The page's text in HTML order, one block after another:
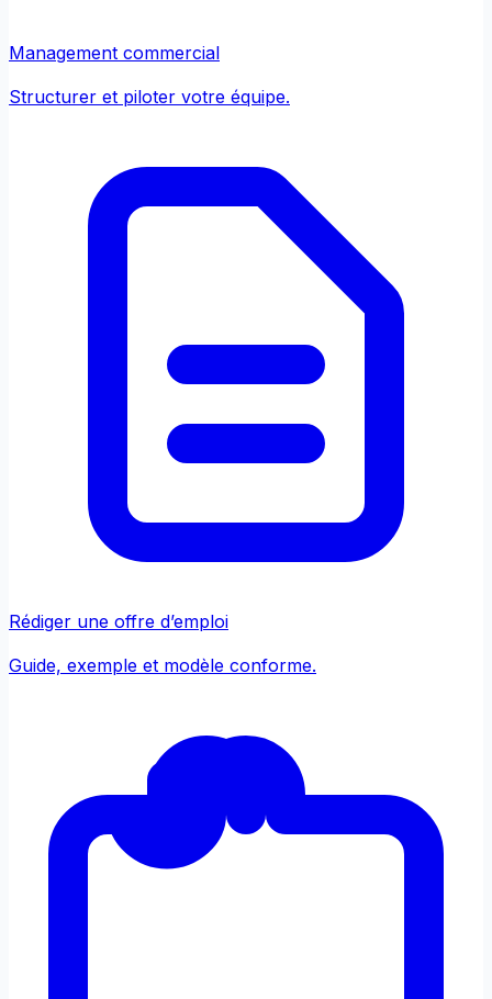
Management commercial
Structurer et piloter votre équipe.
Rédiger une offre d’emploi
Guide, exemple et modèle conforme.